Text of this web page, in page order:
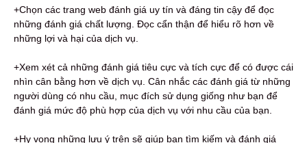
+Chọn các trang web đánh giá uy tín và đáng tin cậy để đọc
những đánh giá chất lượng. Đọc cẩn thận để hiểu rõ hơn về
những lợi và hại của dịch vụ.
+Xem xét cả những đánh giá tiêu cực và tích cực để có được cái
nhìn cân bằng hơn về dịch vụ. Cân nhắc các đánh giá từ những
người dùng có nhu cầu, mục đích sử dụng giống như bạn để
đánh giá mức độ phù hợp của dịch vụ với nhu cầu của bạn.
+Hy vọng những lưu ý trên sẽ giúp bạn tìm kiếm và đánh giá